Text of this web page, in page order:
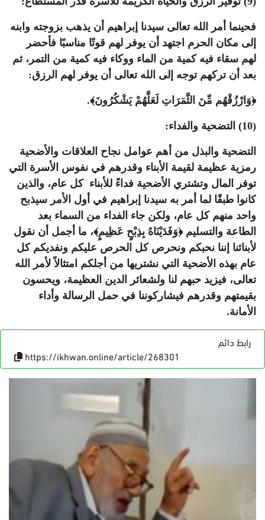
فحينما أمر الله تعالى سيدنا إبراهيم أن يذهب بزوجته وابنه
إلى مكان الحرم اجتهد أن يوفر لهم قوتًا مناسبًا فأحضر
لهم سقاء فيه كمية من الماء ووكاء فيه كمية من التمر، ثم
بعد أن تركهم توجه إلى الله تعالى أن يوفر لهم الرزق:
﴿وَارْزُقْهُم مِّنَ الثَّمَرَاتِ لَعَلَّهُمْ يَشْكُرُونَ﴾.
(10) التضحية والفداء:
التضحية والبذل من أهم عوامل نجاح العلاقات والأضحية
رمزية عظيمة لقيمة الأبناء وقدرهم في نفوس الأسرة التي
توفر المال وتشتري الأضحية فداءً للأبناء كل عام، والذين
كانوا طبقًا لما أمر به سيدنا إبراهيم في أول الأمر سيذبح
واحد منهم كل عام، ولكن جاء الفداء من السماء بعد
الطاعة والتسليم ﴿وَفَدَيْنَاهُ بِذِبْحٍ عَظِيمٍ﴾، ما أجمل أن نقول
لأبنائنا إننا نحبكم ونحرص كل الحرص عليكم ونفديكم كل
عام بهذه الأضحية التي نشتريها من أجلكم امتثالاً لأمر الله
تعالى، فيزيد حبهم لنا ولشعائر الدين العظيمة، ويحسون
بقيمتهم وقدرهم فيشاركوننا في حمل الرسالة وأداء
الأمانة.
رابط دائم
https://ikhwan.online/article/268301